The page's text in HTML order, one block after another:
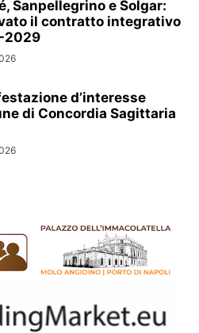
Sanpellegrino e Solgar:
il contratto integrativo
2029
d’interesse
di Concordia Sagittaria